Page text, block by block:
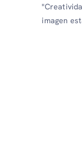
imagen